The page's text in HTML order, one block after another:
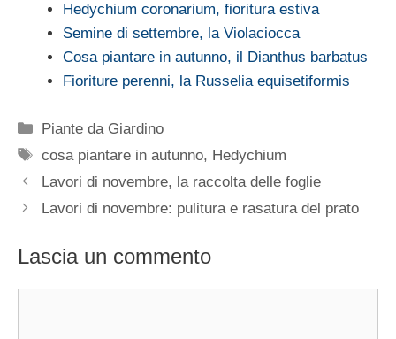
Hedychium coronarium, fioritura estiva
Semine di settembre, la Violaciocca
Cosa piantare in autunno, il Dianthus barbatus
Fioriture perenni, la Russelia equisetiformis
Categorie
Piante da Giardino
Tag
cosa piantare in autunno, Hedychium
Lavori di novembre, la raccolta delle foglie
Lavori di novembre: pulitura e rasatura del prato
Lascia un commento